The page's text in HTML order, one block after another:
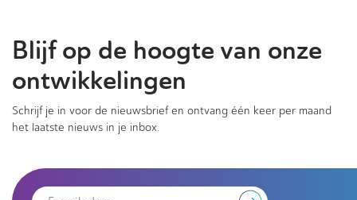
Blijf op de hoogte van onze
ontwikkelingen
Schrijf je in voor de nieuwsbrief en ontvang één keer per maand
het laatste nieuws in je inbox.